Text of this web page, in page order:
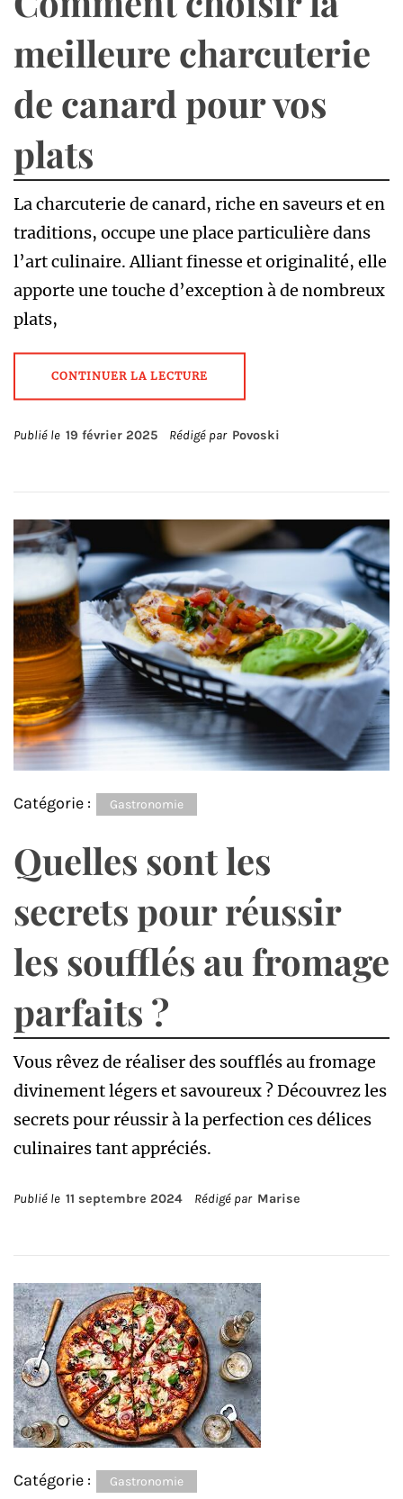
meilleure charcuterie
de canard pour vos
plats
La charcuterie de canard, riche en saveurs et en
traditions, occupe une place particulière dans
l’art culinaire. Alliant finesse et originalité, elle
apporte une touche d’exception à de nombreux
plats,
CONTINUER LA LECTURE
Publié le 19 février 2025 Rédigé par Povoski
Catégorie : Gastronomie
Quelles sont les
secrets pour réussir
les soufflés au fromage
parfaits ?
Vous rêvez de réaliser des soufflés au fromage
divinement légers et savoureux ? Découvrez les
secrets pour réussir à la perfection ces délices
culinaires tant appréciés.
Publié le 11 septembre 2024 Rédigé par Marise
Catégorie : Gastronomie